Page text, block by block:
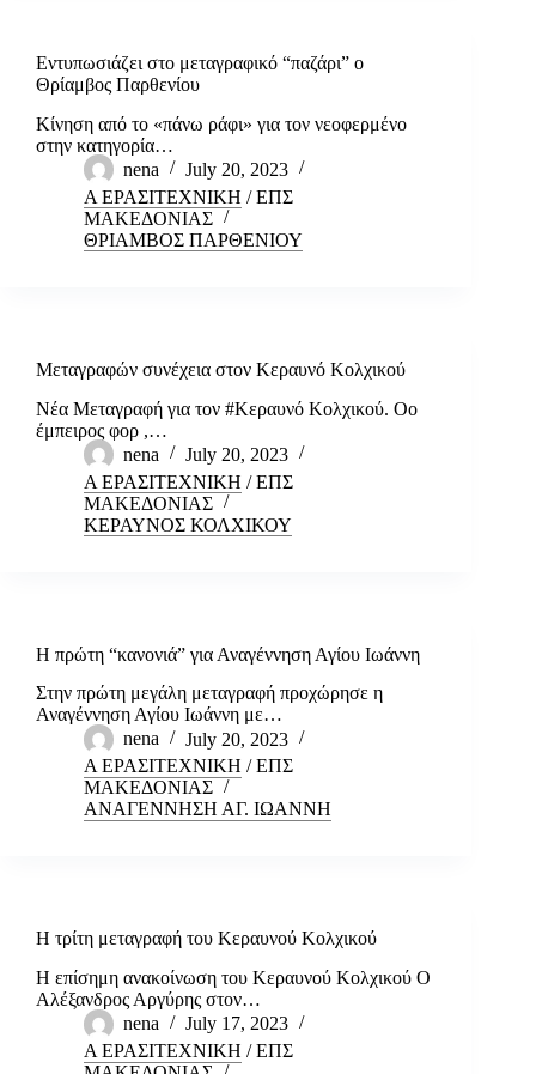
Εντυπωσιάζει στο μεταγραφικό “παζάρι” ο
Θρίαμβος Παρθενίου
Κίνηση από το «πάνω ράφι» για τον νεοφερμένο
στην κατηγορία…
nena
July 20, 2023
Α ΕΡΑΣΙΤΕΧΝΙΚΗ /ΕΠΣ
ΜΑΚΕΔΟΝΙΑΣ
ΘΡΙΑΜΒΟΣ ΠΑΡΘΕΝΙΟΥ
Μεταγραφών συνέχεια στον Κεραυνό Κολχικού
Νέα Μεταγραφή για τον #Κεραυνό Κολχικού. Οο
έμπειρος φορ ,…
nena
July 20, 2023
Α ΕΡΑΣΙΤΕΧΝΙΚΗ /ΕΠΣ
ΜΑΚΕΔΟΝΙΑΣ
ΚΕΡΑΥΝΟΣ ΚΟΛΧΙΚΟΥ
Η πρώτη “κανονιά” για Αναγέννηση Αγίου Ιωάννη
Στην πρώτη μεγάλη μεταγραφή προχώρησε η
Αναγέννηση Αγίου Ιωάννη με…
nena
July 20, 2023
Α ΕΡΑΣΙΤΕΧΝΙΚΗ /ΕΠΣ
ΜΑΚΕΔΟΝΙΑΣ
ΑΝΑΓΕΝΝΗΣΗ ΑΓ. ΙΩΑΝΝΗ
Η τρίτη μεταγραφή του Κεραυνού Κολχικού
Η επίσημη ανακοίνωση του Κεραυνού Κολχικού Ο
Αλέξανδρος Αργύρης στον…
nena
July 17, 2023
Α ΕΡΑΣΙΤΕΧΝΙΚΗ /ΕΠΣ